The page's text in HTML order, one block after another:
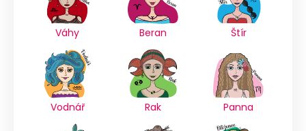
Váhy Beran Štír
Vodnář Rak Panna